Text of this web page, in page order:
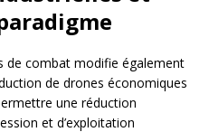
de combat modifie également
de drones économiques
une réduction
et d’exploitation